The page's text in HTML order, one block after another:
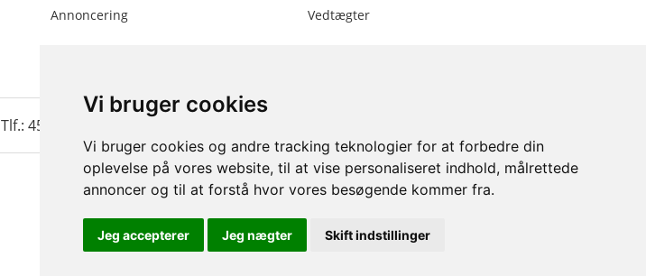
Vi bruger cookies
Vi bruger cookies og andre tracking teknologier for at forbedre din
oplevelse på vores website, til at vise personaliseret indhold, målrettede
annoncer og til at forstå hvor vores besøgende kommer fra.
Jeg accepterer Jeg nægter Skift indstillinger
Annoncering
Vedtægter
Tlf.: 45 35 24 12